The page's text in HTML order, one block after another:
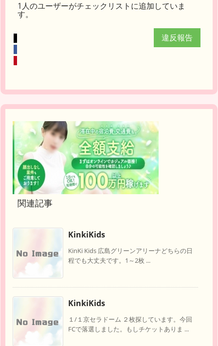
1人のユーザーがチェックリストに追加していま
す。
違反報告
関連記事
KinkiKids
KinKi Kids 広島グリーンアリーナどちらの日
程でも大丈夫です。1～2枚 ...
KinkiKids
１/１京セラドーム ２枚探しています。今回
FCで落選しました。もしチケットありま ...